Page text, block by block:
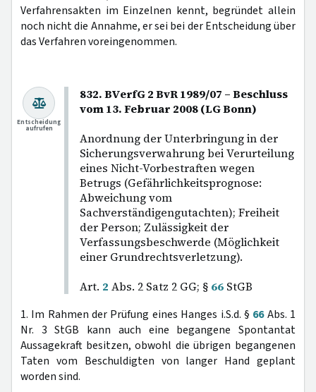
Verfahrensakten im Einzelnen kennt, begründet allein
noch nicht die Annahme, er sei bei der Entscheidung über
das Verfahren voreingenommen.
832. BVerfG 2 BvR 1989/07 – Beschluss
vom 13. Februar 2008 (LG Bonn)
Anordnung der Unterbringung in der
Sicherungsverwahrung bei Verurteilung
eines Nicht-Vorbestraften wegen
Betrugs (Gefährlichkeitsprognose:
Abweichung vom
Sachverständigengutachten); Freiheit
der Person; Zulässigkeit der
Verfassungsbeschwerde (Möglichkeit
einer Grundrechtsverletzung).
Art. 2 Abs. 2 Satz 2 GG; § 66 StGB
Entscheidung
aufrufen
1. Im Rahmen der Prüfung eines Hanges i.S.d. § 66Abs. 1
Nr. 3 StGB kann auch eine begangene Spontantat
Aussagekraft besitzen, obwohl die übrigen begangenen
Taten vom Beschuldigten von langer Hand geplant
worden sind.